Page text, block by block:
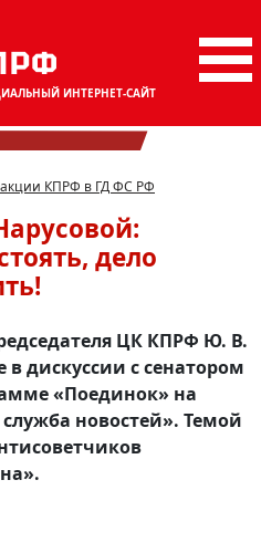
ИНТЕРНЕТ-САЙТ
КПРФ в ГД ФС РФ
дело
ЦК КПРФ Ю. В.
дискуссии с сенатором
«Поединок» на
новостей». Темой